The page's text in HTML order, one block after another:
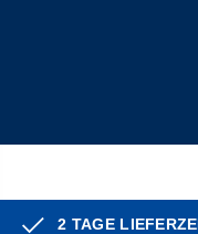
2 TAGE